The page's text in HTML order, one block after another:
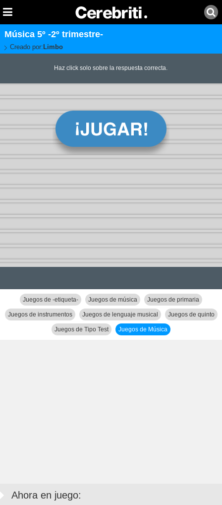
Música 5º -2º trimestre-
Creado por: Limbo
Haz click solo sobre la respuesta correcta.
Juegos de -etiqueta- Juegos de música Juegos de primaria
Juegos de instrumentos Juegos de lenguaje musical Juegos de quinto
Juegos de Tipo Test Juegos de Música
Ahora en juego: